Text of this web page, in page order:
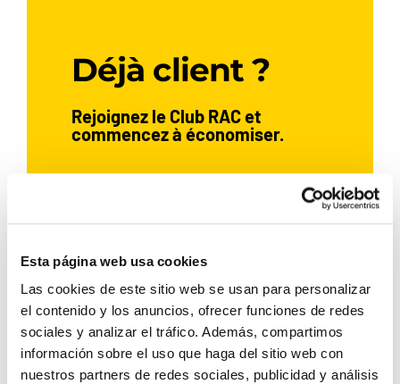
Esta página web usa cookies
Las cookies de este sitio web se usan para personalizar
el contenido y los anuncios, ofrecer funciones de redes
sociales y analizar el tráfico. Además, compartimos
información sobre el uso que haga del sitio web con
nuestros partners de redes sociales, publicidad y análisis
Déjà client ?
Rejoignez le Club RAC et
commencez à économiser.
Si vous avez déjà loué une voiture
avec Rent a Car Dénia,
inscrivez‑vous et profitez
d’avantages exclusifs: